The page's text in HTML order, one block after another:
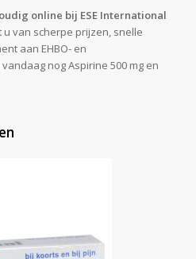
online bij ESE International
u van scherpe prijzen, snelle
aan EHBO- en
nog Aspirine 500 mg en